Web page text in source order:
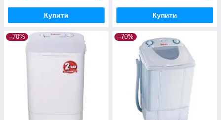
Купити Купити
–70% –70%